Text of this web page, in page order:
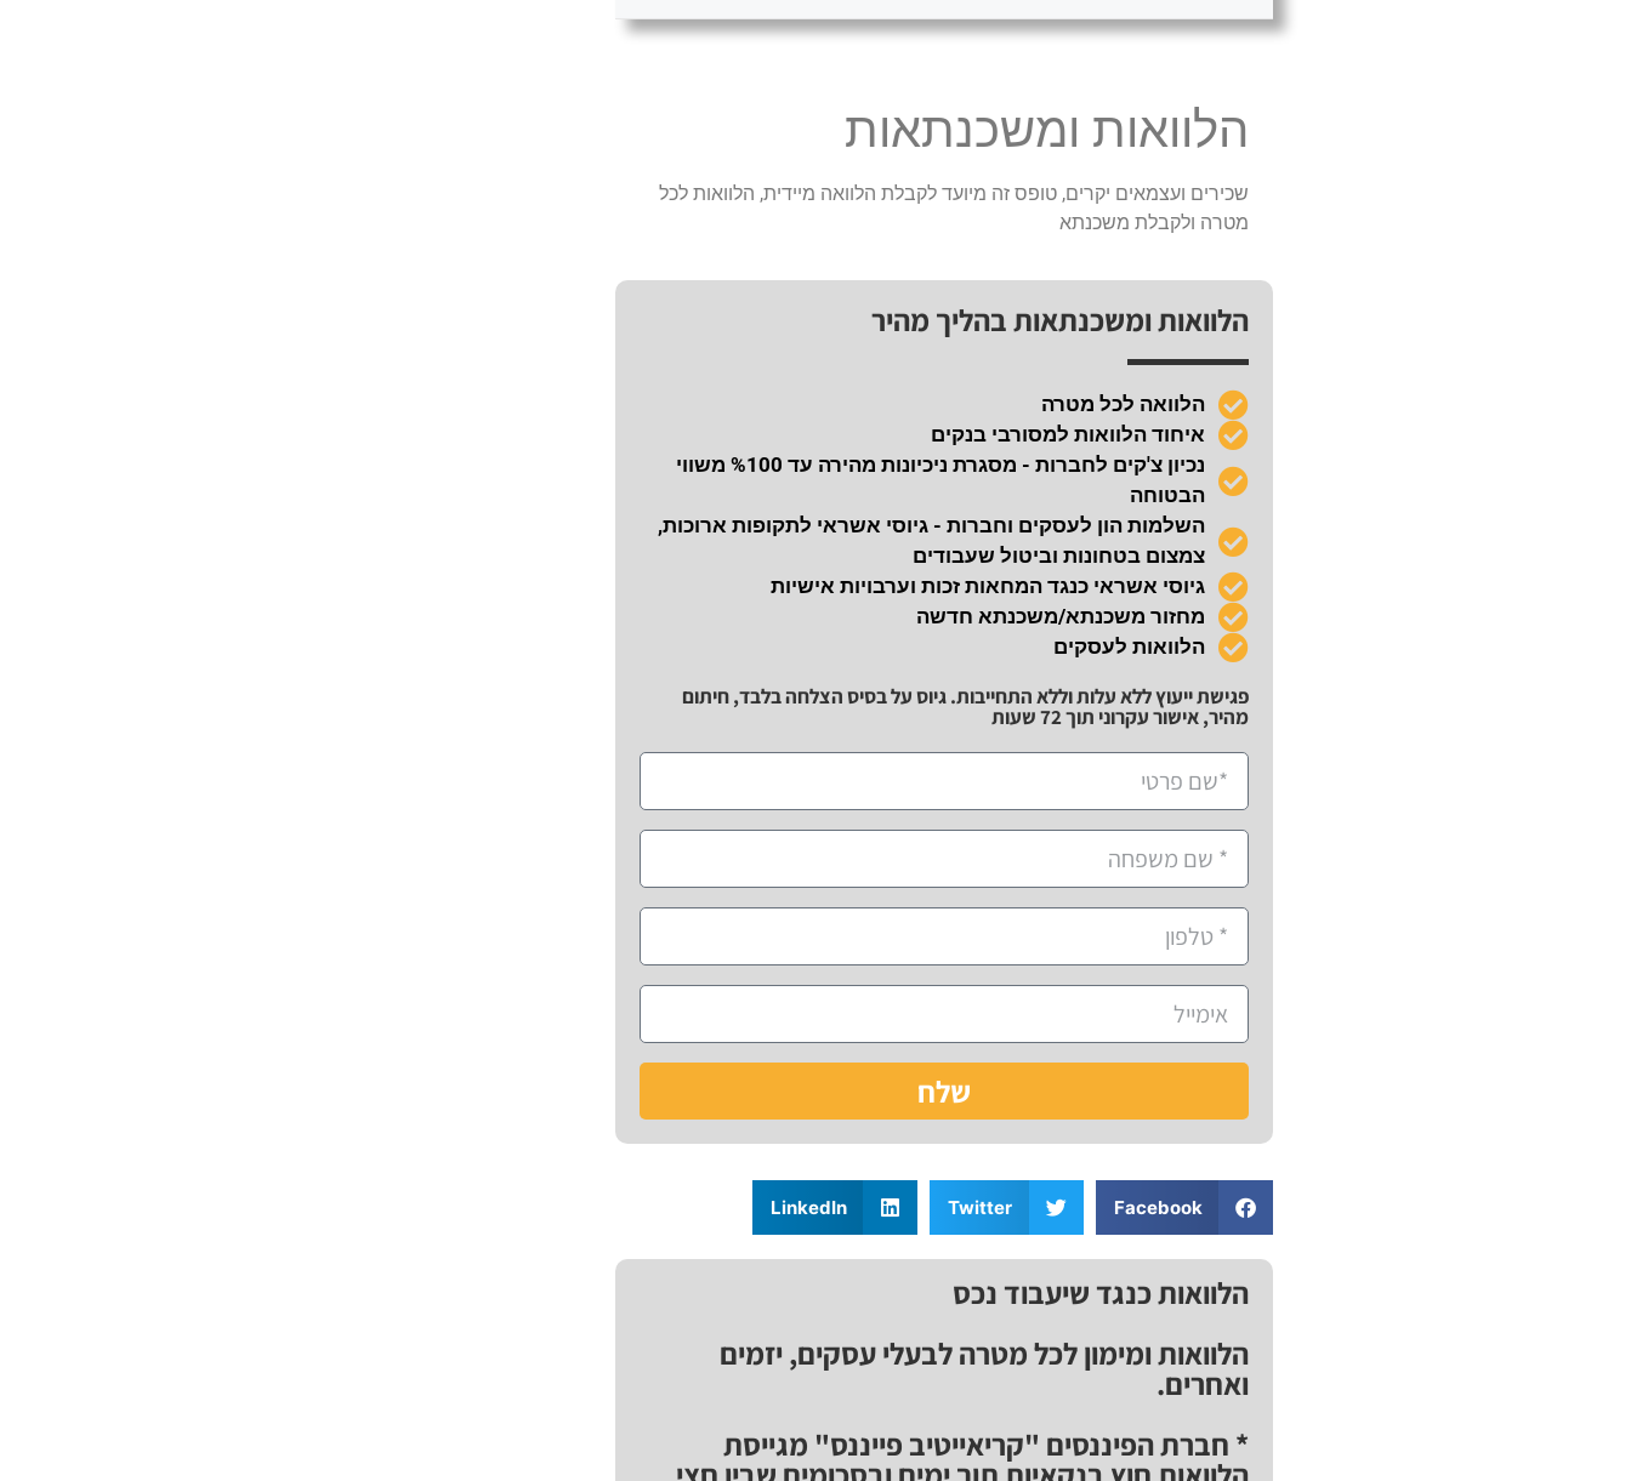
הלוואות ומשכנתאות
שכירים ועצמאים יקרים, טופס זה מיועד לקבלת הלוואה מיידית, הלוואות לכל
מטרה ולקבלת משכנתא
הלוואות ומשכנתאות בהליך מהיר
הלוואה לכל מטרה
איחוד הלוואות למסורבי בנקים
נכיון צ'קים לחברות - מסגרת ניכיונות מהירה עד %100 משווי
הבטוחה
השלמות הון לעסקים וחברות - גיוסי אשראי לתקופות ארוכות,
צמצום בטחונות וביטול שעבודים
גיוסי אשראי כנגד המחאות זכות וערבויות אישיות
מחזור משכנתא/משכנתא חדשה
הלוואות לעסקים
פגישת ייעוץ ללא עלות וללא התחייבות. גיוס על בסיס הצלחה בלבד, חיתום
מהיר, אישור עקרוני תוך 72 שעות
שלח
Facebook
Twitter
LinkedIn
הלוואות כנגד שיעבוד נכס
הלוואות ומימון לכל מטרה לבעלי עסקים, יזמים
ואחרים.
* חברת הפיננסים "קריאייטיב פייננס" מגייסת